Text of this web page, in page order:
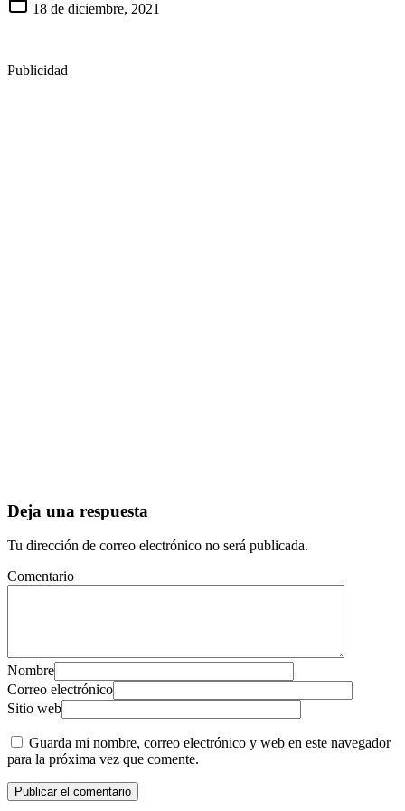
18 de diciembre, 2021
Publicidad
Deja una respuesta
Tu dirección de correo electrónico no será publicada.
Comentario
Nombre
Correo electrónico
Sitio web
Guarda mi nombre, correo electrónico y web en este navegador
para la próxima vez que comente.